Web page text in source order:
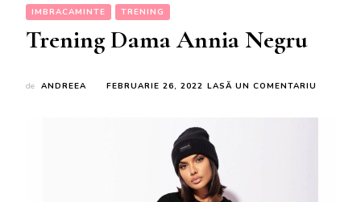
IMBRACAMINTE TRENING
Trening Dama Annia Negru
de ANDREEA FEBRUARIE 26, 2022 LASĂ UN COMENTARIU